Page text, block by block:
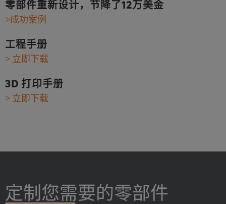
零部件重新设计，节降了12万美金
>成功案例
工程手册
> 立即下载
3D 打印手册
> 立即下载
定制您需要的零部件